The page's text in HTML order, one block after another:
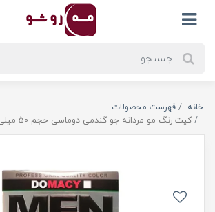
خانه
فهرست محصولات
کیت رنگ مو مردانه جو گندمی دوماسی حجم 50 میلی لیتر